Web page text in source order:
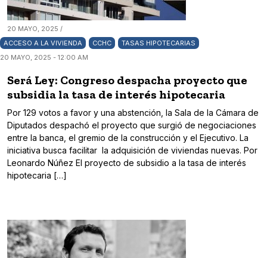
20 MAYO, 2025 /
ACCESO A LA VIVIENDA
CCHC
TASAS HIPOTECARIAS
20 MAYO, 2025 - 12:00 AM
Será Ley: Congreso despacha proyecto que
subsidia la tasa de interés hipotecaria
Por 129 votos a favor y una abstención, la Sala de la Cámara de
Diputados despachó el proyecto que surgió de negociaciones
entre la banca, el gremio de la construcción y el Ejecutivo. La
iniciativa busca facilitar la adquisición de viviendas nuevas. Por
Leonardo Núñez El proyecto de subsidio a la tasa de interés
hipotecaria […]